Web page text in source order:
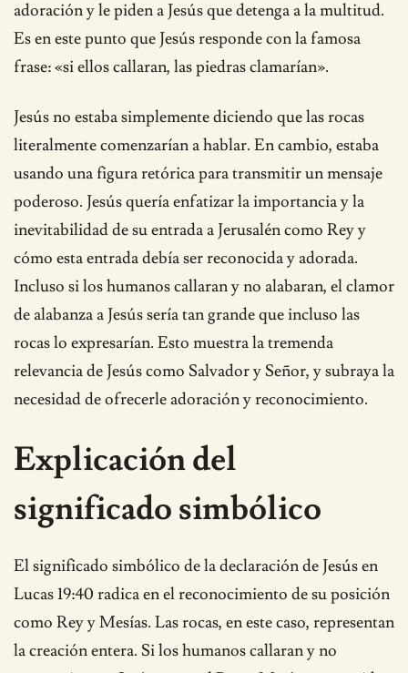
adoración y le piden a Jesús que detenga a la multitud.
Es en este punto que Jesús responde con la famosa
frase: «si ellos callaran, las piedras clamarían».
Jesús no estaba simplemente diciendo que las rocas
literalmente comenzarían a hablar. En cambio, estaba
usando una figura retórica para transmitir un mensaje
poderoso. Jesús quería enfatizar la importancia y la
inevitabilidad de su entrada a Jerusalén como Rey y
cómo esta entrada debía ser reconocida y adorada.
Incluso si los humanos callaran y no alabaran, el clamor
de alabanza a Jesús sería tan grande que incluso las
rocas lo expresarían. Esto muestra la tremenda
relevancia de Jesús como Salvador y Señor, y subraya la
necesidad de ofrecerle adoración y reconocimiento.
Explicación del
significado simbólico
El significado simbólico de la declaración de Jesús en
Lucas 19:40 radica en el reconocimiento de su posición
como Rey y Mesías. Las rocas, en este caso, representan
la creación entera. Si los humanos callaran y no